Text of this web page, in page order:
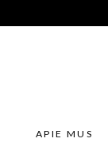
APIE MUS